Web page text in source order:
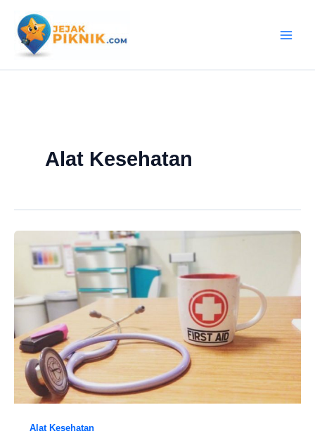
konten
Alat Kesehatan
Alat Kesehatan